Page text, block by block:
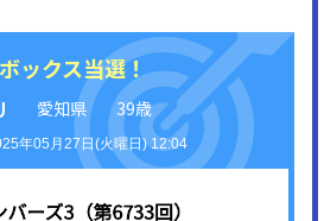
ックス当選！
愛知県 39歳
年05月27日(火曜日) 12:04